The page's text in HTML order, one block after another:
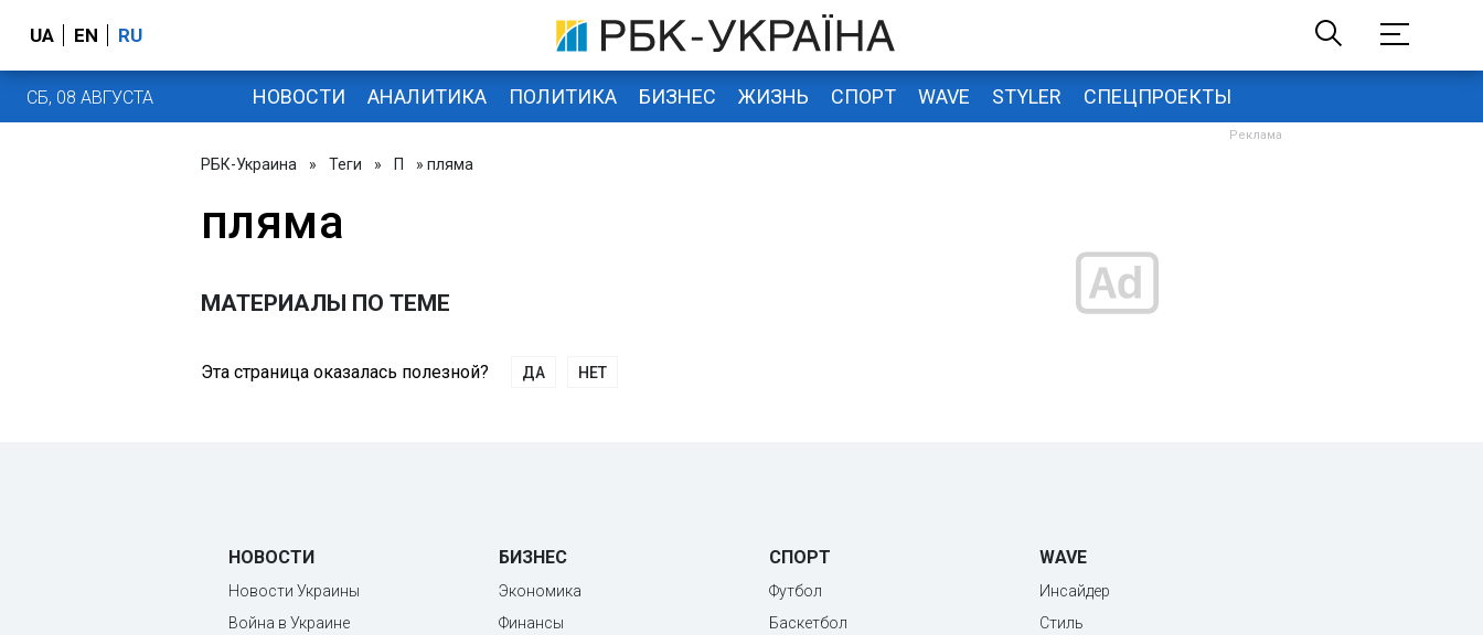
UA EN RU
СБ, 08 АВГУСТА НОВОСТИ АНАЛИТИКА ПОЛИТИКА БИЗНЕС ЖИЗНЬ СПОРТ WAVE STYLER СПЕЦПРОЕКТЫ
РБК-Украина » Теги » П » пляма
пляма
МАТЕРИАЛЫ ПО ТЕМЕ
Эта страница оказалась полезной? ДА НЕТ
НОВОСТИ
Новости Украины
Война в Украине
БИЗНЕС
Экономика
Финансы
СПОРТ
Футбол
Баскетбол
WAVE
Инсайдер
Стиль